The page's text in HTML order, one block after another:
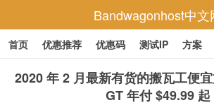
Bandwagonhost中文
首页 优惠推荐 优惠码 测试IP 方案
2020 年 2 月最新有货的搬瓦工便
GT 年付 $49.99 起